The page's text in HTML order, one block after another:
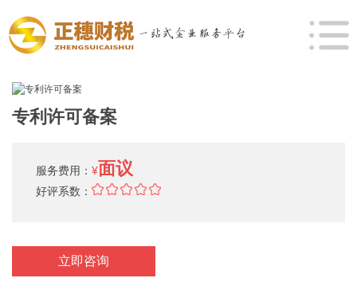
专利许可备案
服务费用： ¥面议
好评系数：
立即咨询